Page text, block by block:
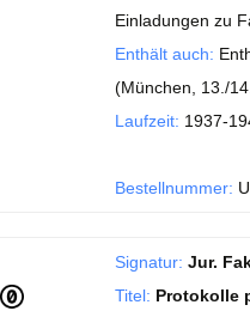
Einladungen zu
Enthält auch:
(München, 13./
Laufzeit: 1937-
Bestellnummer:
Signatur: Jur.
Titel: Protokolle